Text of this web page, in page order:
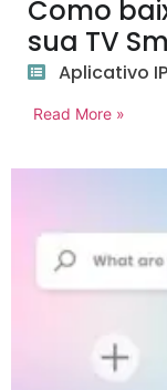
Como
sua TV
Aplicativo
Read More »